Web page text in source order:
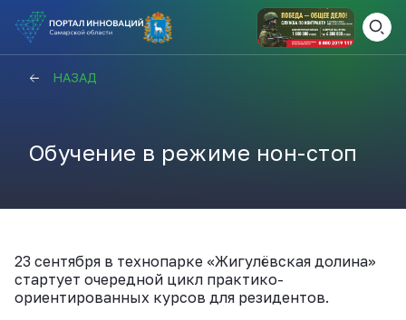
НАЗАД
Обучение в режиме нон-стоп
23 сентября в технопарке «Жигулёвская долина»
стартует очередной цикл практико-
ориентированных курсов для резидентов.
Анонсы публикаций
ЗАКРЫТЬ
ВАМ СЮДА
НОВОСТИКАЖДЫЙ ДЕНЬ
ПОДПИСЫВАЙТЕСЬ